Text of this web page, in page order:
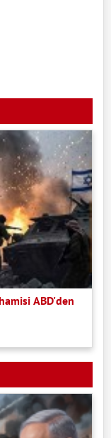
ABD'den